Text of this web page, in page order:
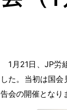
1月21日、JP労
した。当初は国
告会の開催となり